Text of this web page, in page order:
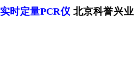
实时定量PCR仪 北京科誉兴业